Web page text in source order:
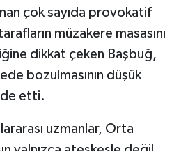
çok sayıda provokatif
müzakere masasını
dikkat çeken Başbuğ,
bozulmasının düşük
etti.
uzmanlar, Orta